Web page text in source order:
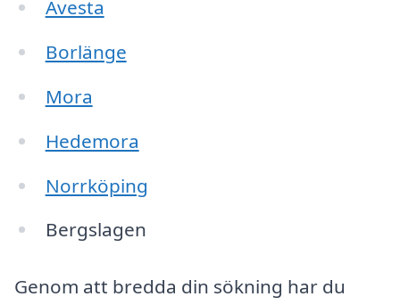
Avesta
Borlänge
Mora
Hedemora
Norrköping
Bergslagen
Genom att bredda din sökning har du